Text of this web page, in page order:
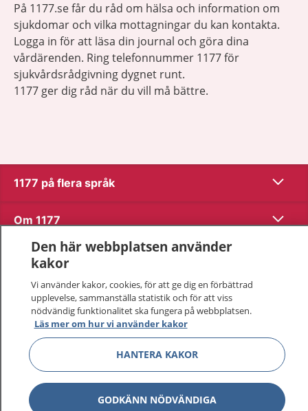
På 1177.se får du råd om hälsa och information om
sjukdomar och vilka mottagningar du kan kontakta.
Logga in för att läsa din journal och göra dina
vårdärenden. Ring telefonnummer 1177 för
sjukvårdsrådgivning dygnet runt.
1177 ger dig råd när du vill må bättre.
1177 på flera språk Visa
Om 1177 Visa
Kontakt
Behandling av personuppgifter
Hantering av kakor
Inställningar för kakor
Den här webbplatsen använder
kakor
Vi använder kakor, cookies, för att ge dig en förbättrad
upplevelse, sammanställa statistik och för att viss
nödvändig funktionalitet ska fungera på webbplatsen.
Läs mer om hur vi använder kakor
HANTERA KAKOR
GODKÄNN NÖDVÄNDIGA